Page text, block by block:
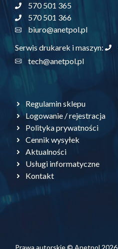
570 501 365
570 501 366
biuro@anetpol.pl
Serwis drukarek i maszyn:
tech@anetpol.pl
Regulamin sklepu
Logowanie / rejestracja
Polityka prywatności
Cennik wysyłek
Aktualności
Usługi informatyczne
Kontakt